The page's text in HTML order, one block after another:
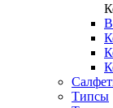
Типсы